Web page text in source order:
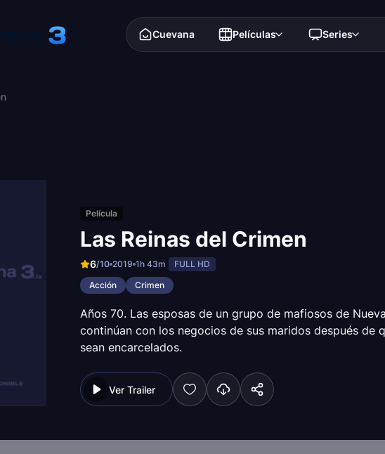
Cuevana Películas Series
Película
Las Reinas del Crimen
6/10 2019 1h 43m
FULL HD
Acción
Crimen
Años 70. Las esposas de un grupo de mafiosos de
continúan con los negocios de sus maridos después de
sean encarcelados.
Ver Trailer